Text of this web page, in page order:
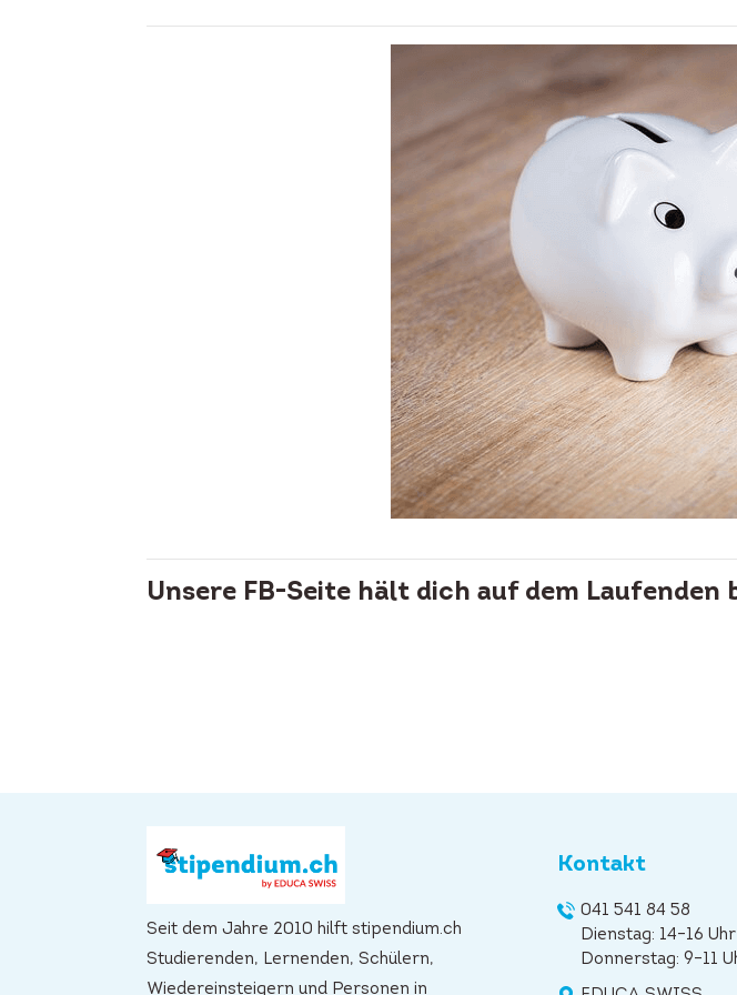
Unsere FB-Seite hält dich auf dem Laufenden
Seit dem Jahre 2010 hilft stipendium.ch
Studierenden, Lernenden, Schülern,
Wiedereinsteigern und Personen in
Kontakt
041 541 84 58
Dienstag: 14–16 Uhr
Donnerstag: 9–11